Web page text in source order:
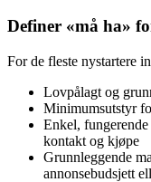
Definer «må ha»
For de fleste nystartere
Lovpålagt og
Minimumsutstyr
Enkel,
kontakt og kjøpe
Grunnleggende
annonsebudsjett